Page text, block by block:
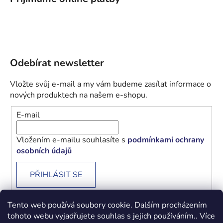
Tento web používá soubory cookie. Dalším procházením
tohoto webu vyjadřujete souhlas s jejich používáním.. Více
Odebírat newsletter
Vložte svůj e-mail a my vám budeme zasílat informace o
nových produktech na našem e-shopu.
E-mail
Vložením e-mailu souhlasíte s podmínkami ochrany
osobních údajů
PŘIHLÁSIT SE